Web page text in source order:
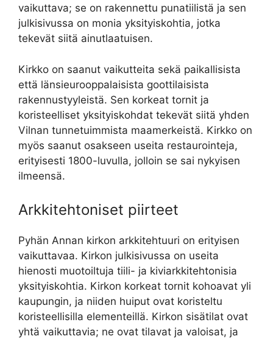
vaikuttava; se on rakennettu punatiilistä ja sen
julkisivussa on monia yksityiskohtia, jotka
tekevät siitä ainutlaatuisen.
Kirkko on saanut vaikutteita sekä paikallisista
että länsieurooppalaisista goottilaisista
rakennustyyleistä. Sen korkeat tornit ja
koristeelliset yksityiskohdat tekevät siitä yhden
Vilnan tunnetuimmista maamerkeistä. Kirkko on
myös saanut osakseen useita restaurointeja,
erityisesti 1800-luvulla, jolloin se sai nykyisen
ilmeensä.
Arkkitehtoniset piirteet
Pyhän Annan kirkon arkkitehtuuri on erityisen
vaikuttavaa. Kirkon julkisivussa on useita
hienosti muotoiltuja tiili- ja kiviarkkitehtonisia
yksityiskohtia. Kirkon korkeat tornit kohoavat yli
kaupungin, ja niiden huiput ovat koristeltu
koristeellisilla elementeillä. Kirkon sisätilat ovat
yhtä vaikuttavia; ne ovat tilavat ja valoisat, ja